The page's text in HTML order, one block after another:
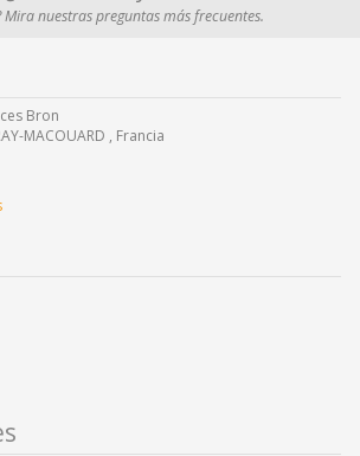
Mira nuestras preguntas más frecuentes.
Bron
MACOUARD , Francia